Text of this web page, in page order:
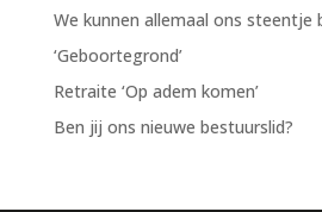
We kunnen allemaal ons steentje
‘Geboortegrond’
Retraite ‘Op adem komen’
Ben jij ons nieuwe bestuurslid?